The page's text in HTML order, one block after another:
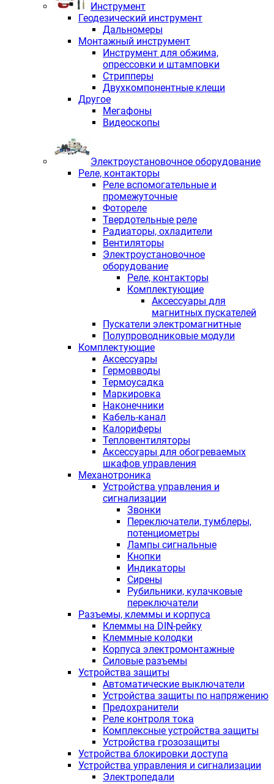
Инструмент
Геодезический инструмент
Дальномеры
Монтажный инструмент
Инструмент для обжима,
опрессовки и штамповки
Стрипперы
Двухкомпонентные клещи
Другое
Мегафоны
Видеоскопы
Электроустановочное оборудование
Реле, контакторы
Реле вспомогательные и
промежуточные
Фотореле
Твердотельные реле
Радиаторы, охладители
Вентиляторы
Электроустановочное
оборудование
Реле, контакторы
Комплектующие
Аксессуары для
магнитных пускателей
Пускатели электромагнитные
Полупроводниковые модули
Комплектующие
Аксессуары
Гермовводы
Термоусадка
Маркировка
Наконечники
Кабель-канал
Калориферы
Тепловентиляторы
Аксессуары для обогреваемых
шкафов управления
Механотроника
Устройства управления и
сигнализации
Звонки
Переключатели, тумблеры,
потенциометры
Лампы сигнальные
Кнопки
Индикаторы
Сирены
Рубильники, кулачковые
переключатели
Разъемы, клеммы и корпуса
Клеммы на DIN-рейку
Клеммные колодки
Корпуса электромонтажные
Силовые разъемы
Устройства защиты
Автоматические выключатели
Устройства защиты по напряжению
Предохранители
Реле контроля тока
Комплексные устройства защиты
Устройства грозозащиты
Устройства блокировки доступа
Устройства управления и сигнализации
Электропедали